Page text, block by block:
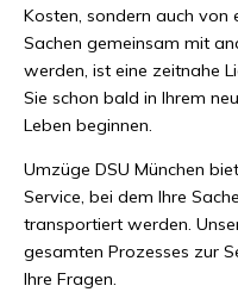
Kosten, sondern auch von
Sachen gemeinsam mit
werden, ist eine zeitnahe
Sie schon bald in Ihrem
Leben beginnen.
Umzüge DSU München
Service, bei dem Ihre
transportiert werden.
gesamten Prozesses zur
Ihre Fragen.